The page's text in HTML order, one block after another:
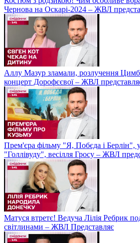
Чернова на Оскарі-2024 – ЖВЛ
Аллу Мазур зламали, розлучення
концерт Дорофєєвої – ЖВЛ
Прем'єра фільму "Я, Побєда і Берлін",
"Голлівуду", весілля Гросу – ЖВЛ
Матуся втретє! Ведуча Лілія Ребрик
світлинами – ЖВЛ Представляє